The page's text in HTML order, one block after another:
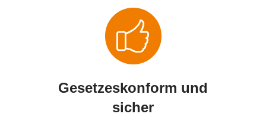
Gesetzeskonform und
sicher